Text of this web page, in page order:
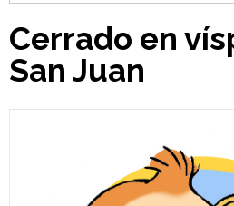
Cerrado en
San Juan